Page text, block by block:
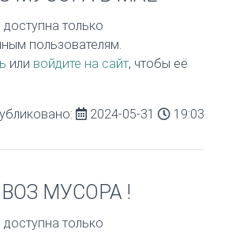
только
пользователям.
или войдите на сайт, чтобы её
2024-05-31 19:03
МУСОРА !
только